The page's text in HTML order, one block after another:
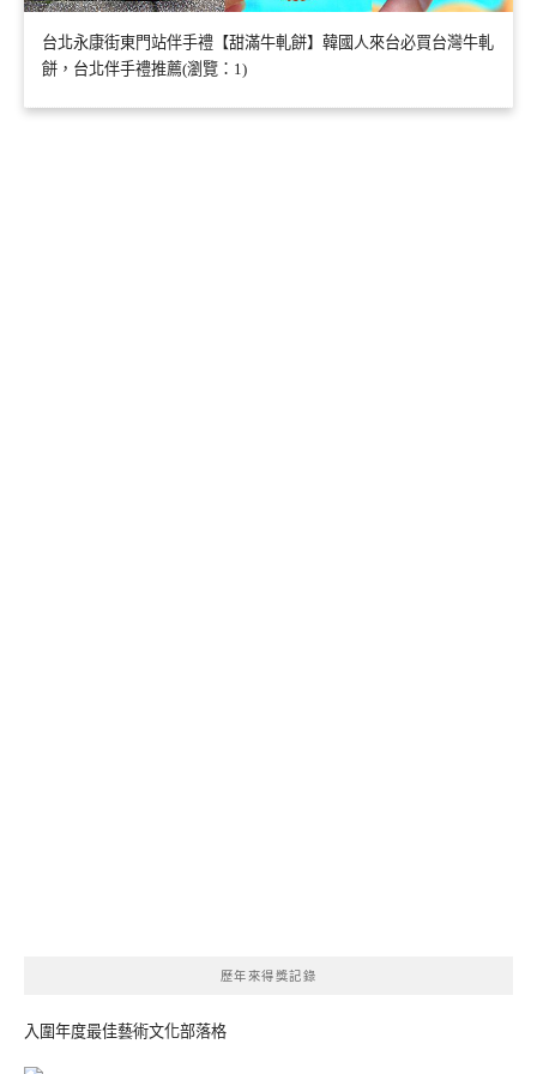
台北永康街東門站伴手禮【甜滿牛軋餅】韓國人來台必買台灣牛軋
餅，台北伴手禮推薦(瀏覽：1)
歷年來得獎記錄
入圍年度最佳藝術文化部落格